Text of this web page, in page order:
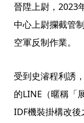
晉陞上尉，2023
中心上尉攔截管
空軍反制作業。
受到史濬程利誘
的LINE（暱稱「
IDF機裝掛構改